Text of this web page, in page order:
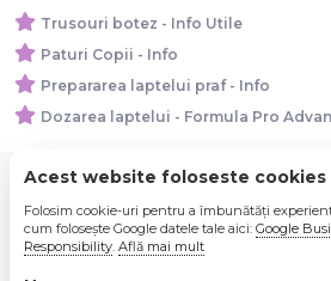
Trusouri botez - Info Utile
Paturi Copii - Info
Prepararea laptelui praf - Info
Dozarea laptelui - Formula Pro
© 2026 Bebe Nou Online
Toate preturile sunt exprimate in lei
Acest website foloseste cookies
Folosim cookie-uri pentru a îmbunătăți
cum folosește Google datele tale aici: Google
Responsibility. Află mai mult